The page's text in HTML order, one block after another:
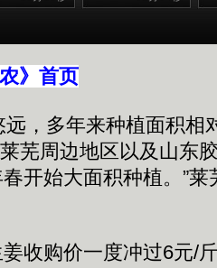
》首页
，多年来种植面积相
芜周边地区以及山东
开始大面积种植。”
购价一度冲过6元/